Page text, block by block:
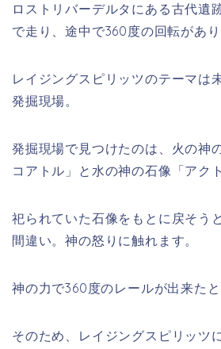
ロストリバーデルタにある古代遺
で走り、途中で360度の回転があり
レイジングスピリッツのテーマは
発掘現場。
発掘現場で見つけたのは、火の神
コアトル」と水の神の石像「アク
祀られていた石像をもとに戻そう
間違い。神の怒りに触れます。
神の力で360度のレールが出来たと
そのため、レイジングスピリッツ